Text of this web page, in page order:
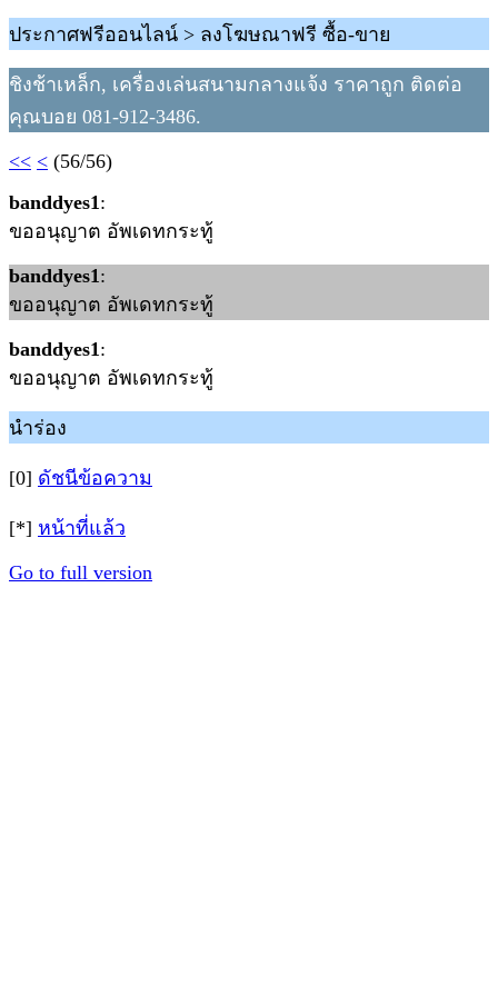
ประกาศฟรีออนไลน์ > ลงโฆษณาฟรี ซื้อ-ขาย
ชิงช้าเหล็ก, เครื่องเล่นสนามกลางแจ้ง ราคาถูก ติดต่อ
คุณบอย 081-912-3486.
<< < (56/56)
banddyes1:
ขออนุญาต อัพเดทกระทู้
banddyes1:
ขออนุญาต อัพเดทกระทู้
banddyes1:
ขออนุญาต อัพเดทกระทู้
นำร่อง
[0] ดัชนีข้อความ
[*] หน้าที่แล้ว
Go to full version